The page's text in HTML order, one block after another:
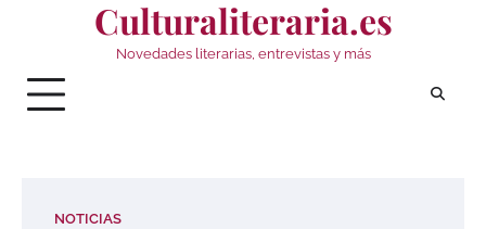
Culturaliteraria.es
Novedades literarias, entrevistas y más
NOTICIAS